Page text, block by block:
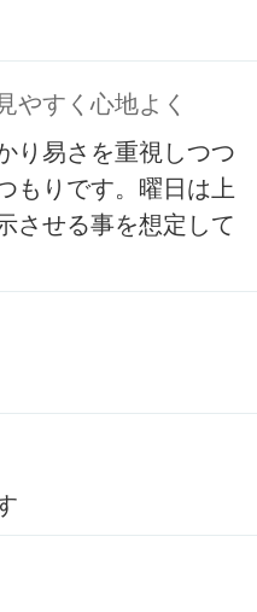
やすく心地よく
り易さを重視しつつ
もりです。曜日は上
させる事を想定して